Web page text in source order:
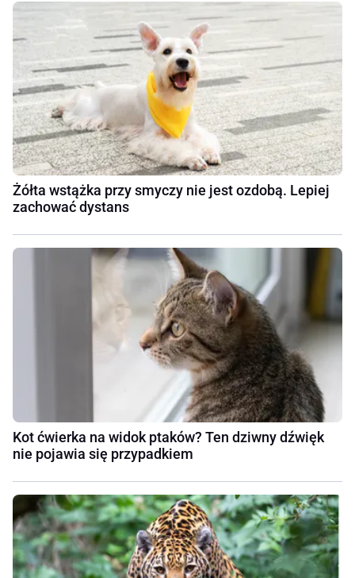
Żółta wstążka przy smyczy nie jest ozdobą. Lepiej
zachować dystans
Kot ćwierka na widok ptaków? Ten dziwny dźwięk
nie pojawia się przypadkiem